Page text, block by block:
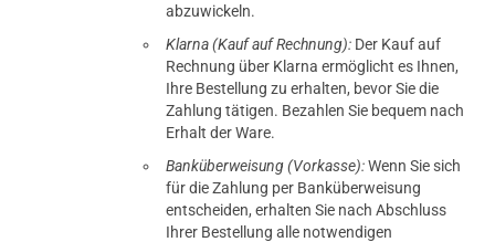
abzuwickeln.
Klarna (Kauf auf Rechnung): Der Kauf auf
Rechnung über Klarna ermöglicht es Ihnen,
Ihre Bestellung zu erhalten, bevor Sie die
Zahlung tätigen. Bezahlen Sie bequem nach
Erhalt der Ware.
Banküberweisung (Vorkasse):Wenn Sie sich
für die Zahlung per Banküberweisung
entscheiden, erhalten Sie nach Abschluss
Ihrer Bestellung alle notwendigen